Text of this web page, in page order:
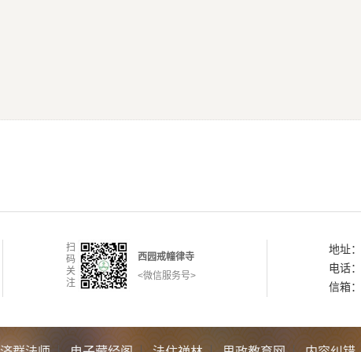
扫
码
关
注
西园戒幢律寺
<微信服务号>
地址：
电话：
信箱：